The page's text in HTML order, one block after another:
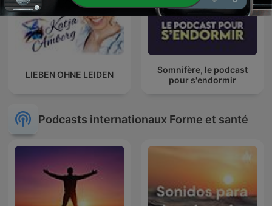
LIEBEN OHNE LEIDEN
Somnifère, le podcast
pour s'endormir
Podcasts internationaux Forme et santé